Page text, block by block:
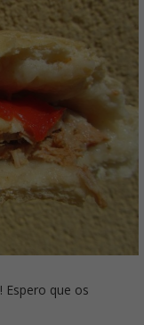
Espero que os